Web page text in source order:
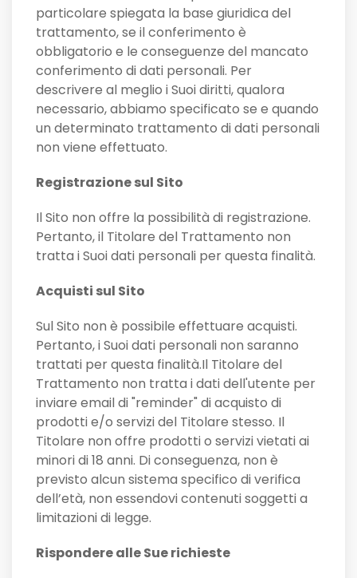
particolare spiegata la base giuridica del
trattamento, se il conferimento è
obbligatorio e le conseguenze del mancato
conferimento di dati personali. Per
descrivere al meglio i Suoi diritti, qualora
necessario, abbiamo specificato se e quando
un determinato trattamento di dati personali
non viene effettuato.
Registrazione sul Sito
Il Sito non offre la possibilità di registrazione.
Pertanto, il Titolare del Trattamento non
tratta i Suoi dati personali per questa finalità.
Acquisti sul Sito
Sul Sito non è possibile effettuare acquisti.
Pertanto, i Suoi dati personali non saranno
trattati per questa finalità.Il Titolare del
Trattamento non tratta i dati dell'utente per
inviare email di "reminder" di acquisto di
prodotti e/o servizi del Titolare stesso. Il
Titolare non offre prodotti o servizi vietati ai
minori di 18 anni. Di conseguenza, non è
previsto alcun sistema specifico di verifica
dell’età, non essendovi contenuti soggetti a
limitazioni di legge.
Rispondere alle Sue richieste